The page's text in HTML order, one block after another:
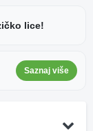
lice!
Saznaj više